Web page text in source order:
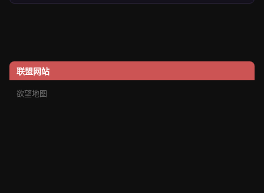
联盟网站
欲望地图